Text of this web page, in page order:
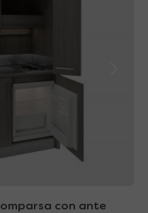
con ante